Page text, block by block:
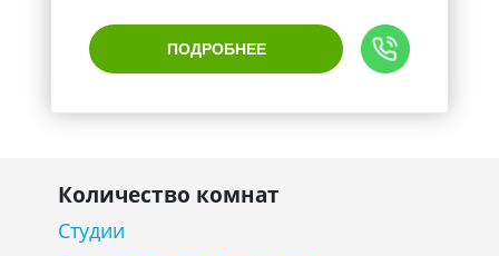
ПОДРОБНЕЕ
Количество комнат
Студии